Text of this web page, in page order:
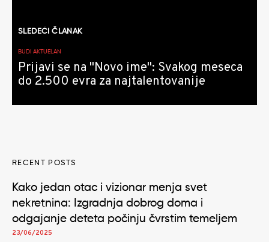
SLEDEĆI ČLANAK
BUDI AKTUELAN
Prijavi se na "Novo ime": Svakog meseca
do 2.500 evra za najtalentovanije
RECENT POSTS
Kako jedan otac i vizionar menja svet
nekretnina: Izgradnja dobrog doma i
odgajanje deteta počinju čvrstim temeljem
23/06/2025